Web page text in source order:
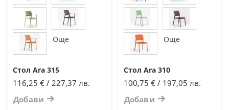
Още
Стол Ara 315
116,25 € / 227,37 лв.
Добави
Още
Стол Ara 310
100,75 € / 197,05 лв.
Добави